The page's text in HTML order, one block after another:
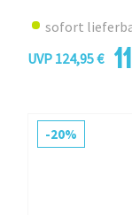
sofort
UVP 124,95 €
-20%